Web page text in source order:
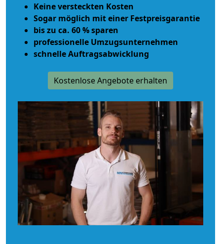
Keine versteckten Kosten
Sogar möglich mit einer Festpreisgarantie
bis zu ca. 60 % sparen
professionelle Umzugsunternehmen
schnelle Auftragsabwicklung
Kostenlose Angebote erhalten